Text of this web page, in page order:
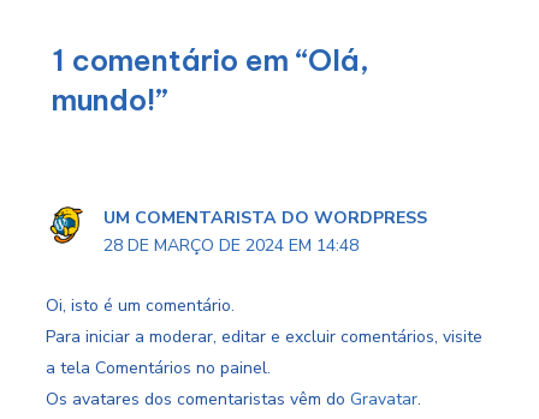
1 comentário em “Olá,
mundo!”
UM COMENTARISTA DO WORDPRESS
28 DE MARÇO DE 2024 EM 14:48
Oi, isto é um comentário.
Para iniciar a moderar, editar e excluir comentários, visite
a tela Comentários no painel.
Os avatares dos comentaristas vêm do Gravatar.